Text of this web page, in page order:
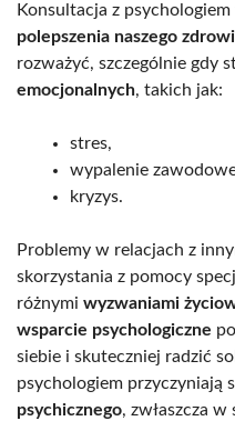
Konsultacja z
polepszenia naszego
rozważyć, szczególnie gdy
emocjonalnych, takich jak:
stres,
wypalenie
kryzys.
Problemy w relacjach z
skorzystania z pomocy
różnymi wyzwaniami
wsparcie psychologiczne
siebie i skuteczniej radzić
psychologiem przyczyniają
psychicznego, zwłaszcza